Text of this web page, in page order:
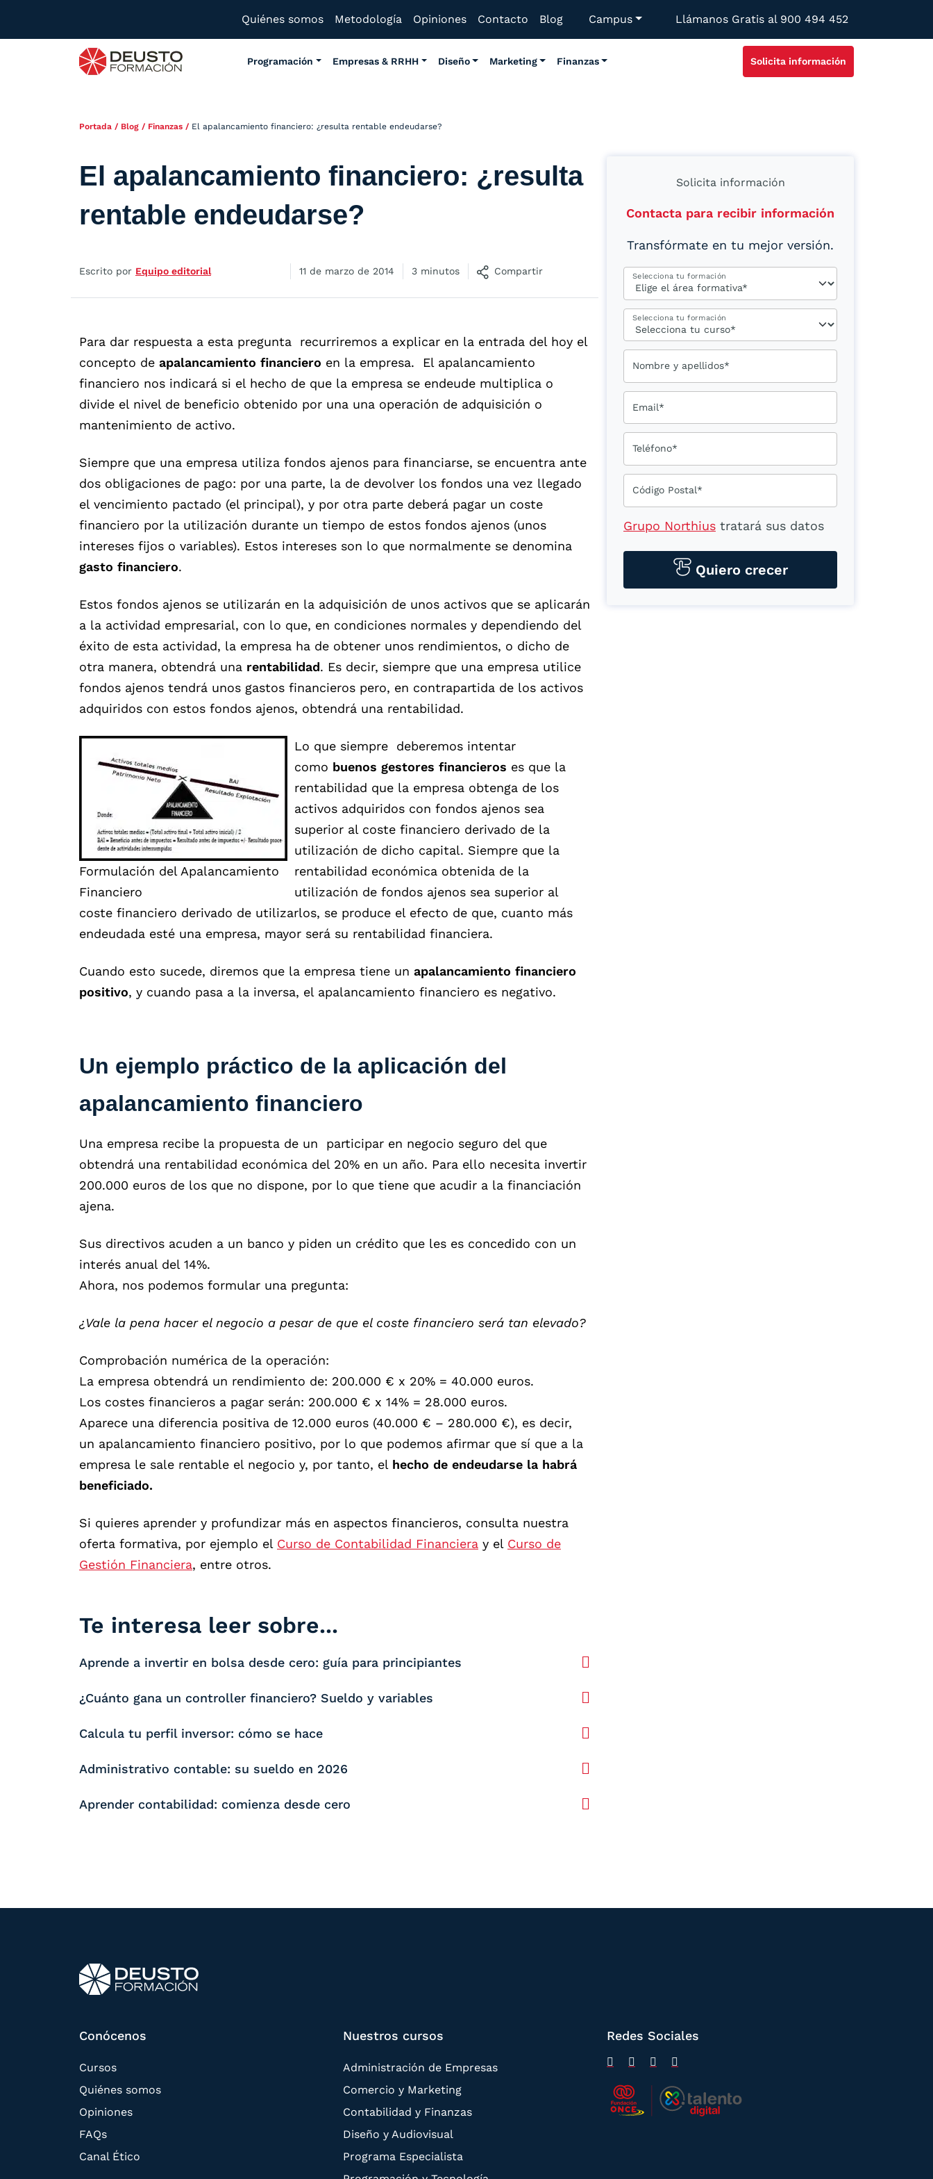
Quiénes somos Metodología Opiniones Contacto Blog Campus Llámanos Gratis al 900 494 452
Programación Empresas & RRHH Diseño Marketing Finanzas Solicita información
Portada / Blog / Finanzas / El apalancamiento financiero: ¿resulta rentable endeudarse?
El apalancamiento financiero: ¿resulta
rentable endeudarse?
Escrito por Equipo editorial 11 de marzo de 2014 3 minutos Compartir
Para dar respuesta a esta pregunta recurriremos a explicar en la entrada del hoy el
concepto de apalancamiento financiero en la empresa.
El apalancamiento
financiero nos indicará si el hecho de que la empresa se endeude multiplica o
divide el nivel de beneficio obtenido por una una operación de adquisición o
mantenimiento de activo.
Siempre que una empresa utiliza fondos ajenos para financiarse, se encuentra ante
dos obligaciones de pago: por una parte, la de devolver los fondos una vez llegado
el vencimiento pactado (el principal), y por otra parte deberá pagar un coste
financiero por la utilización durante un tiempo de estos fondos ajenos (unos
intereses fijos o variables). Estos intereses son lo que normalmente se denomina
gasto financiero.
Estos fondos ajenos se utilizarán en la adquisición de unos activos que se aplicarán
a la actividad empresarial, con lo que, en condiciones normales y dependiendo del
éxito de esta actividad, la empresa ha de obtener unos rendimientos, o dicho de
otra manera, obtendrá una rentabilidad. Es decir, siempre que una empresa utilice
fondos ajenos tendrá unos gastos financieros pero, en contrapartida de los activos
adquiridos con estos fondos ajenos, obtendrá una rentabilidad.
Formulación del Apalancamiento
Financiero
Lo que siempre deberemos intentar
como buenos gestores financieros es que la
rentabilidad que la empresa obtenga de los
activos adquiridos con fondos ajenos sea
superior al coste financiero derivado de la
utilización de dicho capital. Siempre que la
rentabilidad económica obtenida de la
utilización de fondos ajenos sea superior al
coste financiero derivado de utilizarlos, se produce el efecto de que, cuanto más
endeudada esté una empresa, mayor será su rentabilidad financiera.
Cuando esto sucede, diremos que la empresa tiene un apalancamiento financiero
positivo, y cuando pasa a la inversa, el apalancamiento financiero es negativo.
Un ejemplo práctico de la aplicación del
apalancamiento financiero
Una empresa recibe la propuesta de un participar en negocio seguro del que
obtendrá una rentabilidad económica del 20% en un año. Para ello necesita invertir
200.000 euros de los que no dispone, por lo que tiene que acudir a la financiación
ajena.
Sus directivos acuden a un banco y piden un crédito que les es concedido con un
interés anual del 14%.
Ahora, nos podemos formular una pregunta:
¿Vale la pena hacer el negocio a pesar de que el coste financiero será tan elevado?
Comprobación numérica de la operación:
La empresa obtendrá un rendimiento de: 200.000 € x 20% = 40.000 euros.
Los costes financieros a pagar serán: 200.000 € x 14% = 28.000 euros.
Aparece una diferencia positiva de 12.000 euros (40.000 € – 280.000 €), es decir,
un apalancamiento financiero positivo, por lo que podemos afirmar que sí que a la
empresa le sale rentable el negocio y, por tanto, el hecho de endeudarse la habrá
beneficiado.
Si quieres aprender y profundizar más en aspectos financieros, consulta nuestra
oferta formativa, por ejemplo el Curso de Contabilidad Financiera y el Curso de
Gestión Financiera, entre otros.
Te interesa leer sobre...
Aprende a invertir en bolsa desde cero: guía para principiantes
¿Cuánto gana un controller financiero? Sueldo y variables
Calcula tu perfil inversor: cómo se hace
Administrativo contable: su sueldo en 2026
Aprender contabilidad: comienza desde cero
Solicita información
Contacta para recibir información
Transfórmate en tu mejor versión.
Selecciona tu formación
Selecciona tu formación
Nombre y apellidos*
Email*
Teléfono*
Código Postal*
Grupo Northius tratará sus datos
medios tecnológicos, incluso
aplicaciones de mensajería
Quiero crecer
Conócenos
Cursos
Quiénes somos
Opiniones
FAQs
Canal Ético
Nuestros cursos
Administración de Empresas
Comercio y Marketing
Contabilidad y Finanzas
Diseño y Audiovisual
Programa Especialista
Redes Sociales